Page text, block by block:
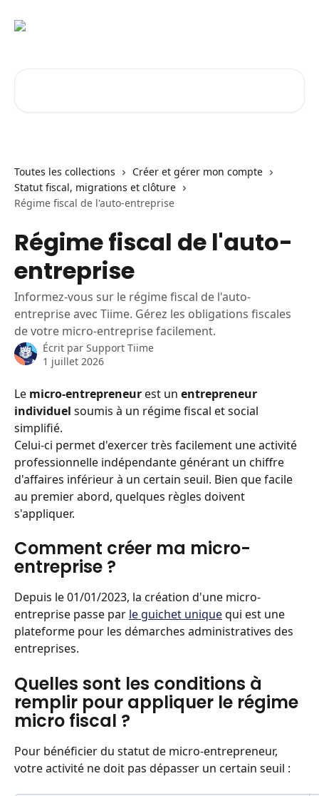
Toutes les collections
Créer et gérer mon compte
Statut fiscal, migrations et clôture
Régime fiscal de l'auto-entreprise
Régime fiscal de l'auto-
entreprise
Informez-vous sur le régime fiscal de l'auto-
entreprise avec Tiime. Gérez les obligations fiscales
de votre micro-entreprise facilement.
Écrit par Support Tiime
1 juillet 2026
Le micro-entrepreneur est un entrepreneur
individuel soumis à un régime fiscal et social
simplifié.
Celui-ci permet d'exercer très facilement une activité
professionnelle indépendante générant un chiffre
d'affaires inférieur à un certain seuil. Bien que facile
au premier abord, quelques règles doivent
s'appliquer.
Comment créer ma micro-
entreprise ?
Depuis le 01/01/2023, la création d'une micro-
entreprise passe par le guichet unique qui est une
plateforme pour les démarches administratives des
entreprises.
Quelles sont les conditions à
remplir pour appliquer le régime
micro fiscal ?
Pour bénéficier du statut de micro-entrepreneur,
votre activité ne doit pas dépasser un certain seuil :